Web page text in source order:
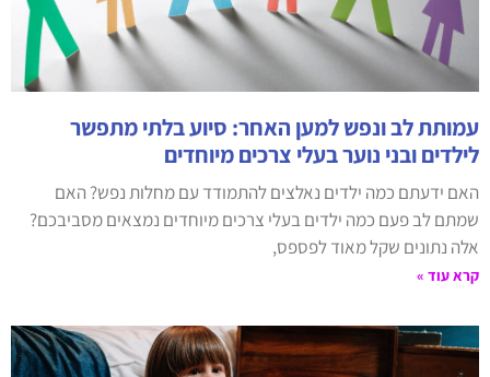
עמותת לב ונפש למען האחר: סיוע בלתי מתפשר
לילדים ובני נוער בעלי צרכים מיוחדים
האם ידעתם כמה ילדים נאלצים להתמודד עם מחלות נפש? האם
שמתם לב פעם כמה ילדים בעלי צרכים מיוחדים נמצאים מסביבכם?
אלה נתונים שקל מאוד לפספס,
קרא עוד »